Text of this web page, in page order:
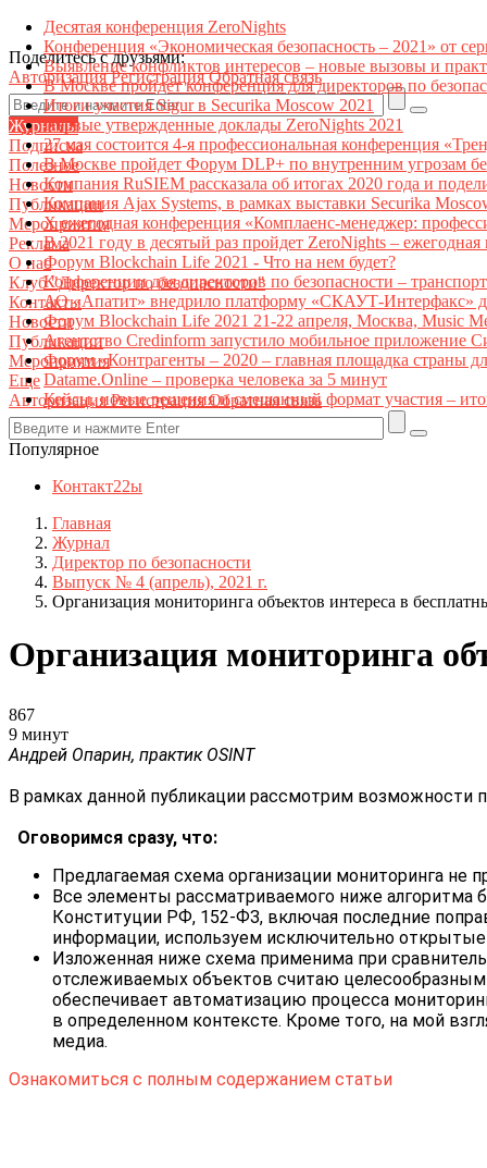
Поделитесь с друзьями:
АвторизацияРегистрацияОбратная связь
Журналы
Подписка
Полезное
Новости
Публикации
Мероприятия
Реклама
О нас
Клуб "Директор по безопасности"
Контакты
Новости
Публикации
Мероприятия
Еще
АвторизацияРегистрацияОбратная связь
Популярное
Десятая конференция ZeroNights
Конференция «Экономическая безопасность – 2021» от
Выявление конфликтов интересов – новые вызовы и
В Москве пройдет конференция для директоров по
Итоги участия Sigur в Securika Moscow 2021
Первые утвержденные доклады ZeroNights 2021
27 мая состоится 4-я профессиональная конференция
В Москве пройдет Форум DLP+ по внутренним угрозам
Компания RuSIEM рассказала об итогах 2020 года и
Компания Ajax Systems, в рамках выставки Securika
X ежегодная конференция «Комплаенс-менеджер:
В 2021 году в десятый раз пройдет ZeroNights –
Форум Blockchain Life 2021 - Что на нем будет?
Конференции для директоров по безопасности –
АО «Апатит» внедрило платформу «СКАУТ-Интерфакс»
Форум Blockchain Life 2021 21-22 апреля, Москва, Music
Агентство Credinform запустило мобильное приложение
Форум «Контрагенты – 2020 – главная площадка страны
Datame.Online – проверка человека за 5 минут
Кейсы, новые решения и смешанный формат участия –
Контакт22ы
Главная
Журнал
Директор по безопасности
Выпуск № 4 (апрель), 2021 г.
Организация мониторинга объектов интереса в
Организация мониторинга
867
9 минут
Андрей Опарин, практик OSINT
В рамках данной публикации рассмотрим возможности
Оговоримся сразу, что:
Предлагаемая схема организации мониторинга не
Все элементы рассматриваемого ниже алгоритма
Конституции РФ, 152-ФЗ, включая последние
информации, используем исключительно
Изложенная ниже схема применима при
отслеживаемых объектов считаю
обеспечивает автоматизацию процесса
в определенном контексте. Кроме того, на мой
медиа.
Ознакомиться с полным содержанием статьи